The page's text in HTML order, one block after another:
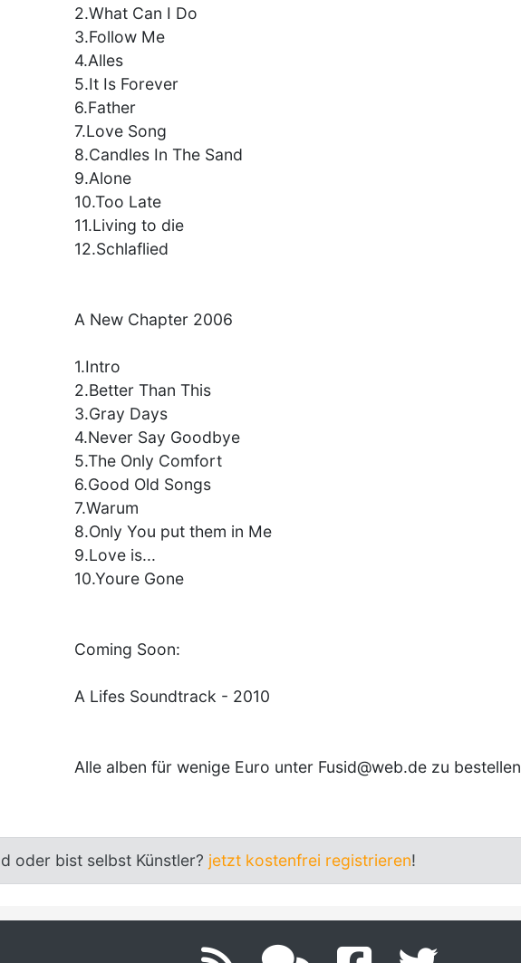
2.What Can I Do
3.Follow Me
4.Alles
5.It Is Forever
6.Father
7.Love Song
8.Candles In The Sand
9.Alone
10.Too Late
11.Living to die
12.Schlaflied
A New Chapter 2006
1.Intro
2.Better Than This
3.Gray Days
4.Never Say Goodbye
5.The Only Comfort
6.Good Old Songs
7.Warum
8.Only You put them in Me
9.Love is...
10.Youre Gone
Coming Soon:
A Lifes Soundtrack - 2010
Alle alben für wenige Euro unter Fusid@web.de zu bestellen
oder bist selbst Künstler? jetzt kostenfrei registrieren!